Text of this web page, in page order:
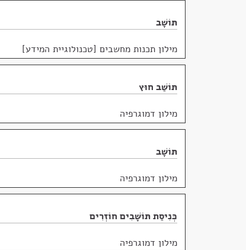
תּוֹשָׁב
מילון תכנות מחשבים [טכנולוגיית המידע]
תּוֹשַׁב חוּץ
מילון דמוגרפיה
תּוֹשָׁב
מילון דמוגרפיה
כְּנִיסַת תּוֹשָׁבִים חוֹזְרִים
מילון דמוגרפיה